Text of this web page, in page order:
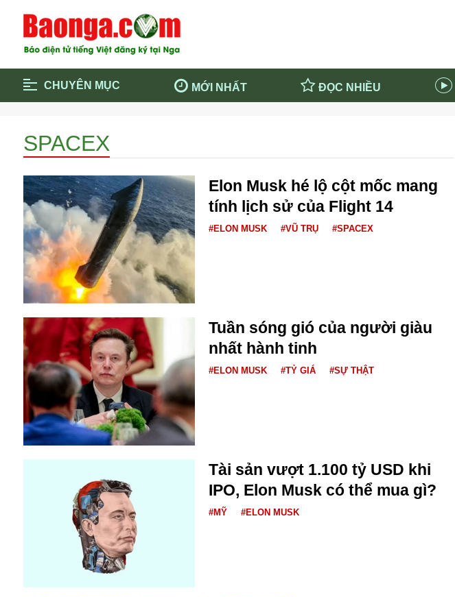
CHUYÊN MỤC MỚI NHẤT ĐỌC NHIỀU
Điểm tin chính
Cuộc sống quanh ta
Khám phá nước Nga
Quảng cáo
Chính trị Nga - Việt Nam
Army Games
SPACEX
Elon Musk hé lộ cột mốc mang
tính lịch sử của Flight 14
#ELON MUSK #VŨ TRỤ #SPACEX
Tuần sóng gió của người giàu
nhất hành tinh
#ELON MUSK #TỶ GIÁ #SỰ THẬT
Tài sản vượt 1.100 tỷ USD khi
IPO, Elon Musk có thể mua gì?
#MỸ #ELON MUSK